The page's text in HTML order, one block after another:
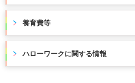
養育費等
ハローワークに関する情報